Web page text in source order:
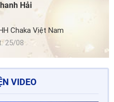
Hải
Chaka Việt Nam
25/08
VIDEO